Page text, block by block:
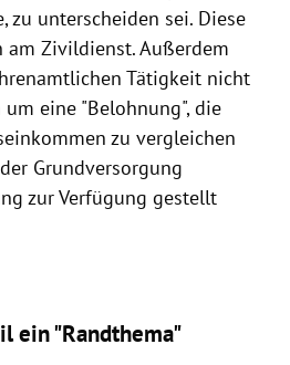
zu unterscheiden sei. Diese
am Zivildienst. Außerdem
Tätigkeit nicht
um eine "Belohnung", die
zu vergleichen
Grundversorgung
zur Verfügung gestellt
ein "Randthema"